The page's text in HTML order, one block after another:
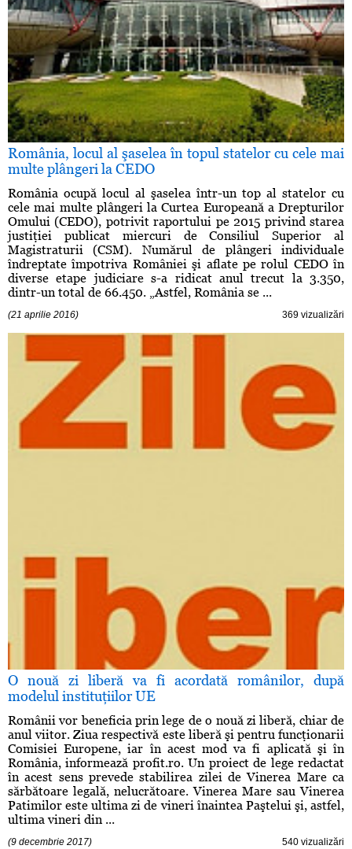
România, locul al şaselea în topul statelor cu cele mai
multe plângeri la CEDO
România ocupă locul al şaselea într-un top al statelor cu
cele mai multe plângeri la Curtea Europeană a Drepturilor
Omului (CEDO), potrivit raportului pe 2015 privind starea
justiţiei publicat miercuri de Consiliul Superior al
Magistraturii (CSM). Numărul de plângeri individuale
îndreptate împotriva României şi aflate pe rolul CEDO în
diverse etape judiciare s-a ridicat anul trecut la 3.350,
dintr-un total de 66.450. „Astfel, România se ...
(21 aprilie 2016) 369 vizualizări
O nouă zi liberă va fi acordată românilor, după
modelul instituţiilor UE
Românii vor beneficia prin lege de o nouă zi liberă, chiar de
anul viitor. Ziua respectivă este liberă şi pentru funcţionarii
Comisiei Europene, iar în acest mod va fi aplicată şi în
România, informează profit.ro. Un proiect de lege redactat
în acest sens prevede stabilirea zilei de Vinerea Mare ca
sărbătoare legală, nelucrătoare. Vinerea Mare sau Vinerea
Patimilor este ultima zi de vineri înaintea Paştelui şi, astfel,
ultima vineri din ...
(9 decembrie 2017) 540 vizualizări